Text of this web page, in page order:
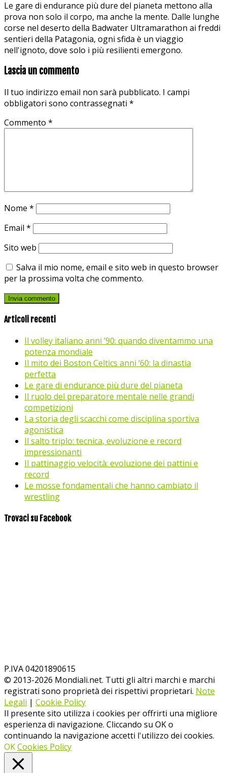
Le gare di endurance più dure del pianeta mettono alla
prova non solo il corpo, ma anche la mente. Dalle lunghe
corse nel deserto della Badwater Ultramarathon ai freddi
sentieri della Patagonia, ogni sfida è un viaggio
nell'ignoto, dove solo i più resilienti emergono.
Lascia un commento
Il tuo indirizzo email non sarà pubblicato. I campi
obbligatori sono contrassegnati *
Commento *
Nome *
Email *
Sito web
Salva il mio nome, email e sito web in questo browser
per la prossima volta che commento.
Articoli recenti
Il volley italiano anni ’90: quando diventammo una
potenza mondiale
Il mito dei Boston Celtics anni ’60: la dinastia
perfetta
Le gare di endurance più dure del pianeta
Il ruolo del preparatore mentale nelle grandi
competizioni
La storia degli scacchi come disciplina sportiva
agonistica
Il salto triplo: tecnica, evoluzione e record
impressionanti
Il pattinaggio velocità: evoluzione dei pattini e
record
Le mosse fondamentali che hanno cambiato il
wrestling
Trovaci su Facebook
P.IVA 04201890615
© 2013-2026 Mondiali.net. Tutti gli altri marchi e marchi
registrati sono proprietà dei rispettivi proprietari. Note
Legali | Cookie Policy
Il presente sito utilizza i cookies per offrirti una migliore
esperienza di navigazione. Cliccando su OK o
continuando la navigazione accetti l'utilizzo dei cookies.
OKCookies Policy